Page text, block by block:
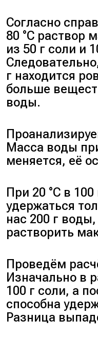
Согласно
80 °C раствор
из 50 г соли и
г находится
больше
воды.
Масса воды
меняется, её
При 20 °C в
удержаться
нас 200 г
растворить
Проведём
Изначально в
100 г соли, а
способна
Разница